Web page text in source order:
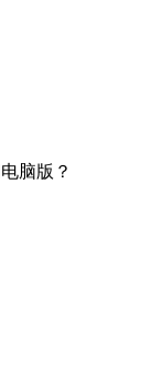
脑版？